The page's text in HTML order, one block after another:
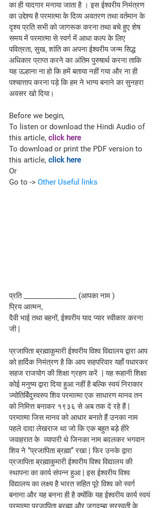
का ही यादगार मनाया जाता है । इस ईश्वरीय निमंत्रण
का उद्देश्य है परमात्मा के दिव्य अवतरण तथा वर्तमान के
दृश्य प्रति सभी को जागरूक करना तथा बचे हुए शेष
समय में परमात्मा से स्वर्ग में आधा कल्प के लिए
पवित्रता, सुख, शांति का अपना ईश्वरीय जन्म सिद्ध
अधिकार प्राप्त करने का अंतिम पुरुषार्थ करना ताकि
यह उल्हाना ना हो कि हमें बताया नहीं गया और ना ही
पश्चात्ताप करना पड़े कि हम ने भाग्य बनाने का सुनहरा
अवसर खो दिया।
Before we begin,
To listen or download the Hindi Audio of
this article, click here
To download or print the PDF version to
this article, click here
Or
Go to -> Other Useful links
प्रति _______________ (आपका नाम )
प्रिय आत्मन,
दैवी भाई तथा बहनों, ईश्वरीय याद प्यार स्वीकार करना
जी |
प्रजापिता ब्रह्माकुमारी ईश्वरीय विश्व विद्यालय द्वारा आप
को हार्दिक निमंत्रण है कि आप सहपरिवार यहाँ पधारकर
सहज राजयोग की शिक्षा ग्रहण करें  | यह रूहानी शिक्षा
कोई मनुष्य द्वारा दिया हुआ नहीं है बल्कि स्वयं निराकार
ज्योतिर्बिंदुस्वरुप शिव परमात्मा एक साधारण मानव तन
को निमित्त बनाकर १९३६ से अब तक दे रहे हैं |
परमात्मा जिस मानव को आधार बनाते हैं उनका नाम
पहले दादा लेखराज था जो कि एक बहुत बड़े हीरे
जवाहरात के  व्यापारी थे जिनका नाम बदलकर भगवान
शिव ने “प्रजापिता ब्रह्मा” रखा | फिर उनके द्वारा
प्रजापिता ब्रह्माकुमारी ईश्वरीय विश्व विद्यालय की
स्थापना का कार्य संपन्न हुआ | इस ईश्वरीय विश्व
विद्यालय का लक्ष्य है भारत सहित पूरे विश्व को स्वर्ग
बनाना और यह बनना ही है क्योंकि यह ईश्वरीय कार्य स्वयं
परमात्मा प्रजापिता ब्रह्मा और जगदम्बा सरस्वती के